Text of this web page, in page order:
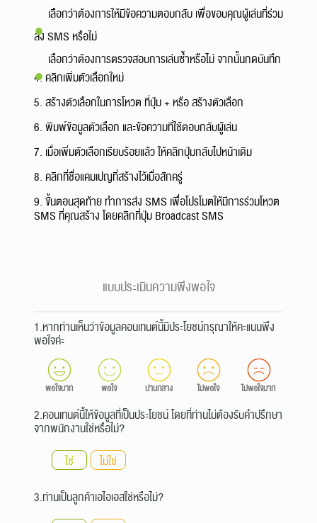
เลือกว่าต้องการให้มีข้อความตอบกลับ เพื่อขอบคุณผู้เล่นที่ร่วม
ส่ง SMS หรือไม่
เลือกว่าต้องการตรวจสอบการเล่นซ้ำหรือไม่ จากนั้นกดบันทึก
4. คลิกเพิ่มตัวเลือกใหม่
5. สร้างตัวเลือกในการโหวต ที่ปุ่ม + หรือ สร้างตัวเลือก
6. พิมพ์ข้อมูลตัวเลือก และข้อความที่ใช้ตอบกลับผู้เล่น
7. เมื่อเพิ่มตัวเลือกเรียบร้อยแล้ว ให้คลิกปุ่มกลับไปหน้าเดิม
8. คลิกที่ชื่อแคมเปญที่สร้างไว้เมื่อสักครู่
9. ขั้นตอนสุดท้าย ทำการส่ง SMS เพื่อโปรโมตให้มีการร่วมโหวต
SMS ที่คุณสร้าง โดยคลิกที่ปุ่ม Broadcast SMS
แบบประเมินความพึงพอใจ
1.หากท่านเห็นว่าข้อมูลคอนเทนต์นี้มีประโยชน์กรุณาให้คะแนนพึง
พอใจค่ะ
พอใจมาก พอใจ ปานกลาง ไม่พอใจ ไม่พอใจมาก
2.คอนเทนต์นี้ให้ข้อมูลที่เป็นประโยชน์ โดยที่ท่านไม่ต้องรับคำปรึกษา
จากพนักงานใช่หรือไม่?
ใช่
ไม่ใช่
3.ท่านเป็นลูกค้าเอไอเอสใช่หรือไม่?